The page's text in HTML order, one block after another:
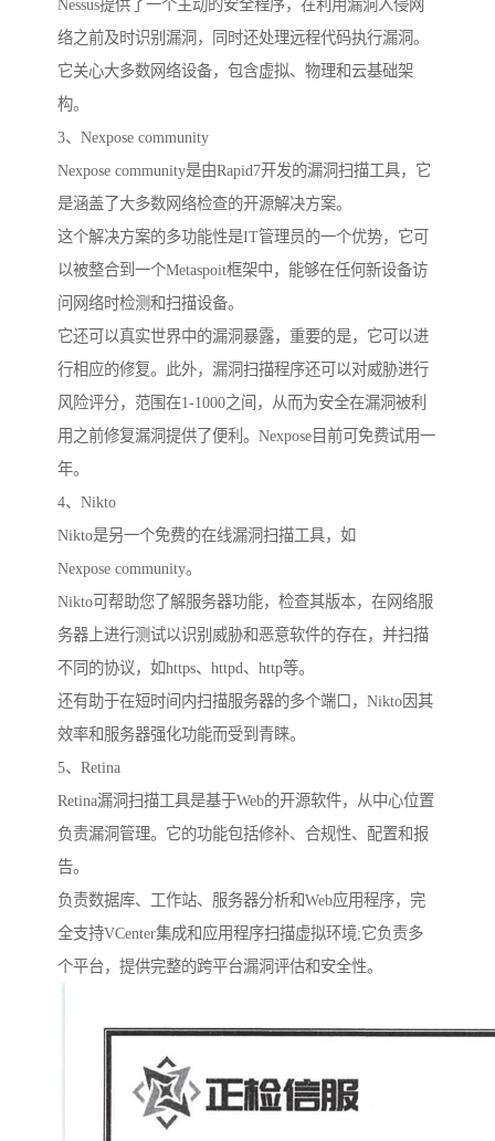
Nessus提供了一个主动的安全程序，在利用漏洞入侵网
络之前及时识别漏洞，同时还处理远程代码执行漏洞。
它关心大多数网络设备，包含虚拟、物理和云基础架
构。
3、Nexpose community
Nexpose community是由Rapid7开发的漏洞扫描工具，它
是涵盖了大多数网络检查的开源解决方案。
这个解决方案的多功能性是IT管理员的一个优势，它可
以被整合到一个Metaspoit框架中，能够在任何新设备访
问网络时检测和扫描设备。
它还可以真实世界中的漏洞暴露，重要的是，它可以进
行相应的修复。此外，漏洞扫描程序还可以对威胁进行
风险评分，范围在1-1000之间，从而为安全在漏洞被利
用之前修复漏洞提供了便利。Nexpose目前可免费试用一
年。
4、Nikto
Nikto是另一个免费的在线漏洞扫描工具，如
Nexpose community。
Nikto可帮助您了解服务器功能，检查其版本，在网络服
务器上进行测试以识别威胁和恶意软件的存在，并扫描
不同的协议，如https、httpd、http等。
还有助于在短时间内扫描服务器的多个端口，Nikto因其
效率和服务器强化功能而受到青睐。
5、Retina
Retina漏洞扫描工具是基于Web的开源软件，从中心位置
负责漏洞管理。它的功能包括修补、合规性、配置和报
告。
负责数据库、工作站、服务器分析和Web应用程序，完
全支持VCenter集成和应用程序扫描虚拟环境;它负责多
个平台，提供完整的跨平台漏洞评估和安全性。